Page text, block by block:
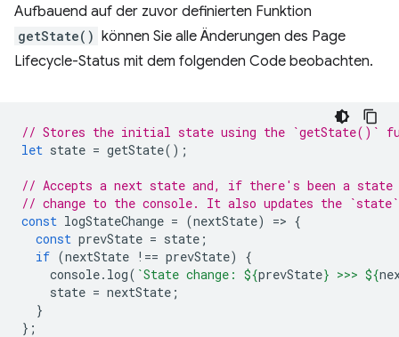
Aufbauend auf der zuvor definierten Funktion
getState() können Sie alle Änderungen des Page
Lifecycle-Status mit dem folgenden Code beobachten.
// Stores the initial state using the `getState()`
let state = getState();
// Accepts a next state and, if there's been a state
// change to the console. It also updates the `state`
const logStateChange = (nextState) => {
const prevState = state ;
if (nextState !== prevState)
{
console. log( `State change: ${prevState} >>> ${
state = nextState ;
}
};